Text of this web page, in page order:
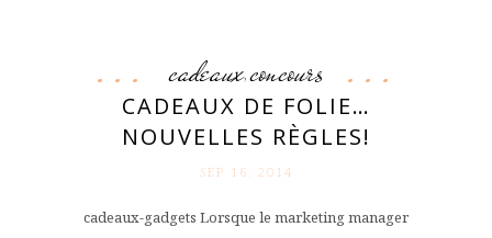
cadeaux,concours
CADEAUX DE FOLIE…
NOUVELLES RÈGLES!
SEP 16. 2014
cadeaux-gadgets Lorsque le marketing manager